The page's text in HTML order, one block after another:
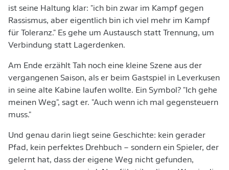
ist seine Haltung klar: "ich bin zwar im Kampf gegen
Rassismus, aber eigentlich bin ich viel mehr im Kampf
für Toleranz." Es gehe um Austausch statt Trennung, um
Verbindung statt Lagerdenken.
Am Ende erzählt Tah noch eine kleine Szene aus der
vergangenen Saison, als er beim Gastspiel in Leverkusen
in seine alte Kabine laufen wollte. Ein Symbol? "Ich gehe
meinen Weg", sagt er. "Auch wenn ich mal gegensteuern
muss."
Und genau darin liegt seine Geschichte: kein gerader
Pfad, kein perfektes Drehbuch – sondern ein Spieler, der
gelernt hat, dass der eigene Weg nicht gefunden,